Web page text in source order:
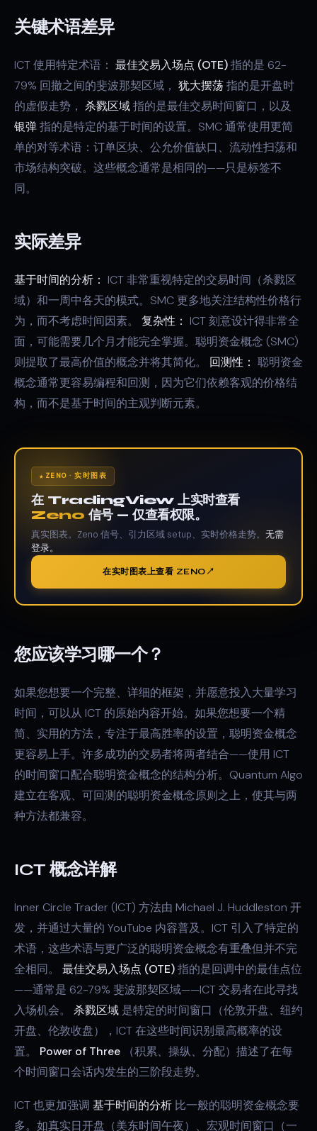
关键术语差异
ICT 使用特定术语： 最佳交易入场点 (OTE)指的是 62-
79% 回撤之间的斐波那契区域， 犹大摆荡指的是开盘时
的虚假走势， 杀戮区域指的是最佳交易时间窗口，以及
银弹指的是特定的基于时间的设置。SMC 通常使用更简
单的对等术语：订单区块、公允价值缺口、流动性扫荡和
市场结构突破。这些概念通常是相同的——只是标签不
同。
实际差异
基于时间的分析： ICT 非常重视特定的交易时间（杀戮区
域）和一周中各天的模式。SMC 更多地关注结构性价格行
为，而不考虑时间因素。 复杂性： ICT 刻意设计得非常全
面，可能需要几个月才能完全掌握。聪明资金概念 (SMC)
则提取了最高价值的概念并将其简化。 回测性： 聪明资金
概念通常更容易编程和回测，因为它们依赖客观的价格结
构，而不是基于时间的主观判断元素。
ZENO · 实时图表
在 TradingView 上实时查看
Zeno 信号 — 仅查看权限。
真实图表。Zeno 信号、引力区域 setup、实时价格走势。 无需
登录。
在实时图表上查看 ZENO
您应该学习哪一个？
如果您想要一个完整、详细的框架，并愿意投入大量学习
时间，可以从 ICT 的原始内容开始。如果您想要一个精
简、实用的方法，专注于最高胜率的设置，聪明资金概念
更容易上手。许多成功的交易者将两者结合——使用 ICT
的时间窗口配合聪明资金概念的结构分析。Quantum Algo
建立在客观、可回测的聪明资金概念原则之上，使其与两
种方法都兼容。
ICT 概念详解
Inner Circle Trader (ICT) 方法由 Michael J. Huddleston 开
发，并通过大量的 YouTube 内容普及。ICT 引入了特定的
术语，这些术语与更广泛的聪明资金概念有重叠但并不完
全相同。 最佳交易入场点 (OTE)指的是回调中的最佳点位
——通常是 62-79% 斐波那契区域——ICT 交易者在此寻找
入场机会。 杀戮区域 是特定的时间窗口（伦敦开盘、纽约
开盘、伦敦收盘），ICT 在这些时间识别最高概率的设
置。 Power of Three （积累、操纵、分配）描述了在每
个时间窗口会话内发生的三阶段走势。
ICT 也更加强调 基于时间的分析 比一般的聪明资金概念要
多。如真实日开盘（美东时间午夜）、宏观时间窗口（一